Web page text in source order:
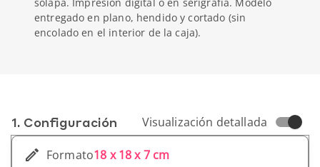
entregado en plano, hendido y cortado (sin
encolado en el interior de la caja).
1. Conf­iguración Visualización detallada
Formato18 x 18 x 7 cm